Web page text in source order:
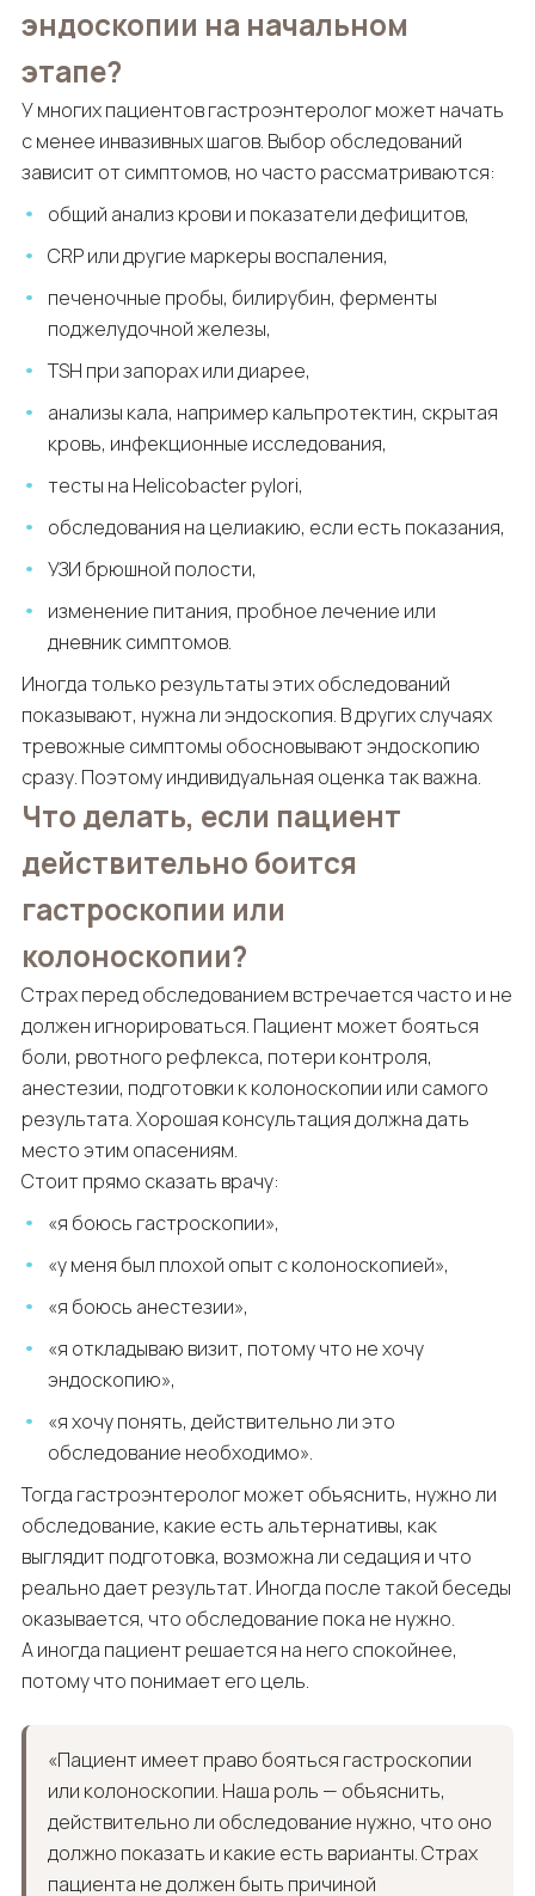
эндоскопии на начальном
этапе?
У многих пациентов гастроэнтеролог может начать
с менее инвазивных шагов. Выбор обследований
зависит от симптомов, но часто рассматриваются:
общий анализ крови и показатели дефицитов,
CRP или другие маркеры воспаления,
печеночные пробы, билирубин, ферменты
поджелудочной железы,
TSH при запорах или диарее,
анализы кала, например кальпротектин, скрытая
кровь, инфекционные исследования,
тесты на Helicobacter pylori,
обследования на целиакию, если есть показания,
УЗИ брюшной полости,
изменение питания, пробное лечение или
дневник симптомов.
Иногда только результаты этих обследований
показывают, нужна ли эндоскопия. В других случаях
тревожные симптомы обосновывают эндоскопию
сразу. Поэтому индивидуальная оценка так важна.
Что делать, если пациент
действительно боится
гастроскопии или
колоноскопии?
Страх перед обследованием встречается часто и не
должен игнорироваться. Пациент может бояться
боли, рвотного рефлекса, потери контроля,
анестезии, подготовки к колоноскопии или самого
результата. Хорошая консультация должна дать
место этим опасениям.
Стоит прямо сказать врачу:
«я боюсь гастроскопии»,
«у меня был плохой опыт с колоноскопией»,
«я боюсь анестезии»,
«я откладываю визит, потому что не хочу
эндоскопию»,
«я хочу понять, действительно ли это
обследование необходимо».
Тогда гастроэнтеролог может объяснить, нужно ли
обследование, какие есть альтернативы, как
выглядит подготовка, возможна ли седация и что
реально дает результат. Иногда после такой беседы
оказывается, что обследование пока не нужно.
А иногда пациент решается на него спокойнее,
потому что понимает его цель.
«Пациент имеет право бояться гастроскопии
или колоноскопии. Наша роль — объяснить,
действительно ли обследование нужно, что оно
должно показать и какие есть варианты. Страх
пациента не должен быть причиной